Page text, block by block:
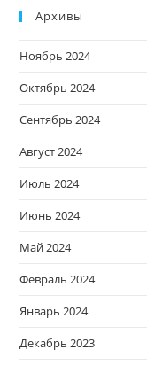
Архивы
Ноябрь 2024
Октябрь 2024
Сентябрь 2024
Август 2024
Июль 2024
Июнь 2024
Май 2024
Февраль 2024
Январь 2024
Декабрь 2023